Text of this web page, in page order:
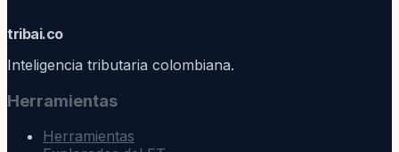
tribai.co
Inteligencia tributaria colombiana.
Herramientas
Herramientas